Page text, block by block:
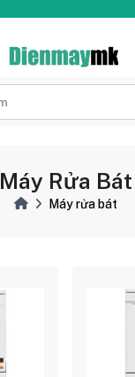
Máy Rửa Bát
Máy rửa bát